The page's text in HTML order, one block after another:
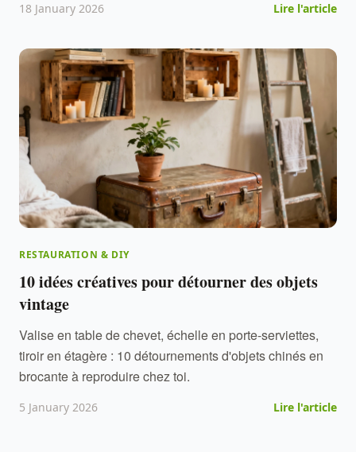
18 January 2026 Lire l'article
RESTAURATION & DIY
10 idées créatives pour détourner des objets
vintage
Valise en table de chevet, échelle en porte-serviettes,
tiroir en étagère : 10 détournements d'objets chinés en
brocante à reproduire chez toi.
5 January 2026 Lire l'article